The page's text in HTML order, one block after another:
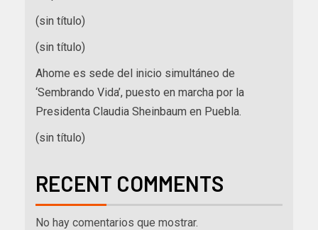
(sin título)
(sin título)
Ahome es sede del inicio simultáneo de
‘Sembrando Vida’, puesto en marcha por la
Presidenta Claudia Sheinbaum en Puebla.
(sin título)
RECENT COMMENTS
No hay comentarios que mostrar.